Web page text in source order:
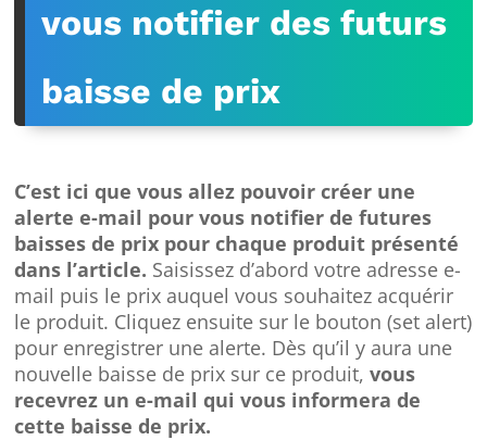
vous notifier des futurs
baisse de prix
C’est ici que vous allez pouvoir créer une
alerte e-mail pour vous notifier de futures
baisses de prix pour chaque produit présenté
dans l’article. Saisissez d’abord votre adresse e-
mail puis le prix auquel vous souhaitez acquérir
le produit. Cliquez ensuite sur le bouton (set alert)
pour enregistrer une alerte. Dès qu’il y aura une
nouvelle baisse de prix sur ce produit,vous
recevrez un e-mail qui vous informera de
cette baisse de prix.